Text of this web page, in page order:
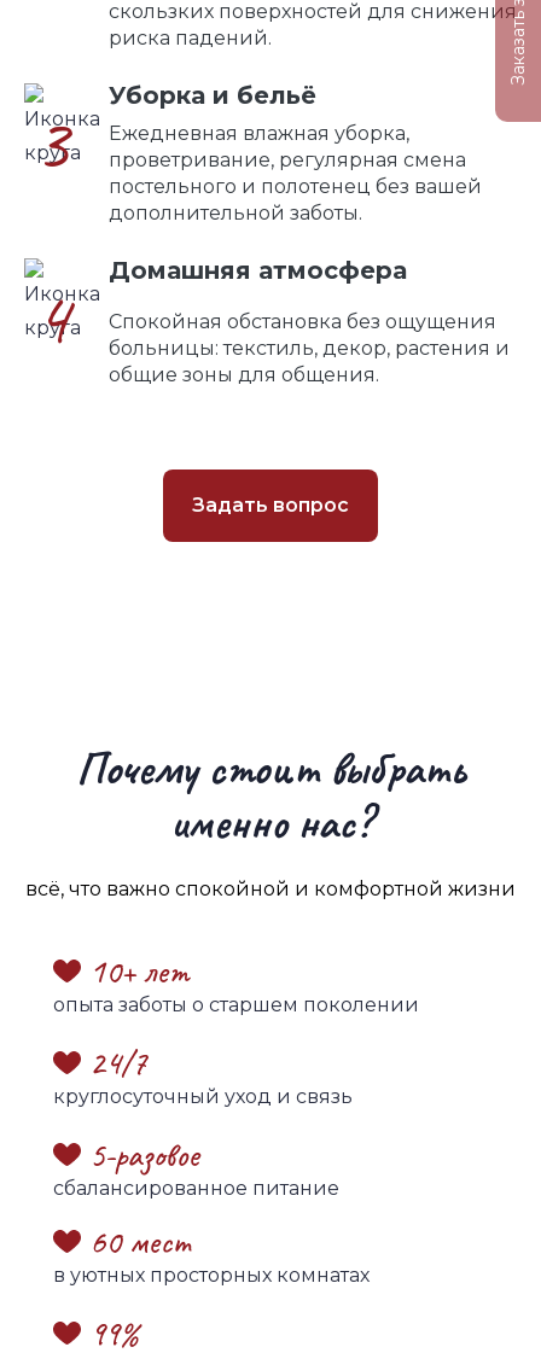
скользких поверхностей для снижения
риска падений.
3 Уборка и бельё
Ежедневная влажная уборка,
проветривание, регулярная смена
постельного и полотенец без вашей
дополнительной заботы.
4 Домашняя атмосфера
Спокойная обстановка без ощущения
больницы: текстиль, декор, растения и
общие зоны для общения.
Задать вопрос
Почему стоит выбрать
именно нас?
всё, что важно спокойной и комфортной жизни
10+ лет
опыта заботы о старшем поколении
24/7
круглосуточный уход и связь
5-разовое
сбалансированное питание
60 мест
в уютных просторных комнатах
99%